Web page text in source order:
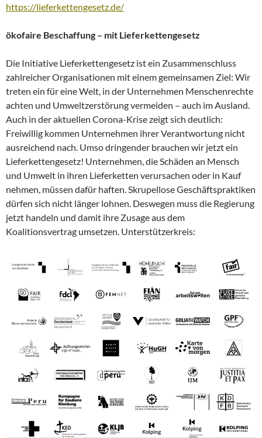
https://lieferkettengesetz.de/
ökofaire Beschaffung – mit Lieferkettengesetz
Die Initiative Lieferkettengesetz ist ein Zusammenschluss
zahlreicher Organisationen mit einem gemeinsamen Ziel: Wir
treten ein für eine Welt, in der Unternehmen Menschenrechte
achten und Umweltzerstörung vermeiden – auch im Ausland.
Auch in der aktuellen Corona-Krise zeigt sich deutlich:
Freiwillig kommen Unternehmen ihrer Verantwortung nicht
ausreichend nach. Umso dringender brauchen wir jetzt ein
Lieferkettengesetz! Unternehmen, die Schäden an Mensch
und Umwelt in ihren Lieferketten verursachen oder in Kauf
nehmen, müssen dafür haften. Skrupellose Geschäftspraktiken
dürfen sich nicht länger lohnen. Deswegen muss die Regierung
jetzt handeln und damit ihre Zusage aus dem
Koalitionsvertrag umsetzen. Unterstützerkreis: